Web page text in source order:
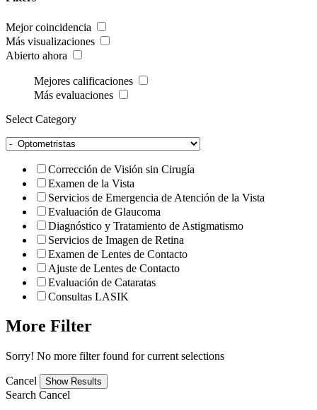
Mejor coincidencia
Más visualizaciones
Abierto ahora
Mejores calificaciones
Más evaluaciones
Select Category
Corrección de Visión sin Cirugía
Examen de la Vista
Servicios de Emergencia de Atención de la Vista
Evaluación de Glaucoma
Diagnóstico y Tratamiento de Astigmatismo
Servicios de Imagen de Retina
Examen de Lentes de Contacto
Ajuste de Lentes de Contacto
Evaluación de Cataratas
Consultas LASIK
More Filter
Sorry! No more filter found for current selections
Cancel
Search Cancel